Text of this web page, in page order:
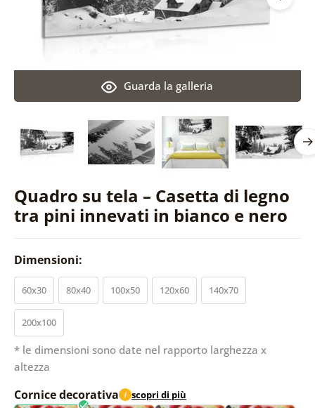
Quadro su tela – Casetta di legno
tra pini innevati in bianco e nero
Guarda la galleria
Dimensioni:
60x30 80x40 100x50 120x60 140x70
200x100
* le dimensioni sono date nel rapporto larghezza x
altezza
Cornice decorativa i scopri di più